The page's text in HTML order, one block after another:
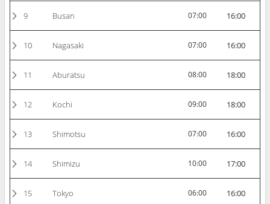
9 Busan 07:00 16:00
10 Nagasaki 07:00 16:00
11 Aburatsu 08:00 18:00
12 Kochi 09:00 18:00
13 Shimotsu 07:00 16:00
14 Shimizu 10:00 17:00
15 Tokyo 06:00 16:00